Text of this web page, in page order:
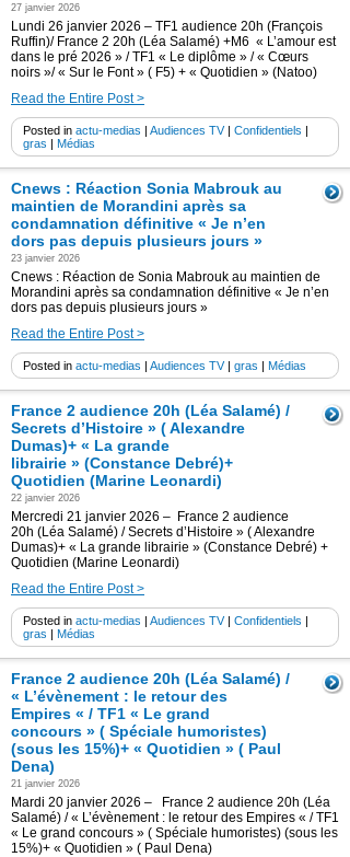
27 janvier 2026
Lundi 26 janvier 2026 – TF1 audience 20h (François
Ruffin)/ France 2 20h (Léa Salamé) +M6 « L’amour est
dans le pré 2026 » / TF1 « Le diplôme » / « Cœurs
noirs »/ « Sur le Font » ( F5) + « Quotidien » (Natoo)
Read the Entire Post >
Posted in actu-medias | Audiences TV| Confidentiels |
gras | Médias
Cnews : Réaction Sonia Mabrouk au
maintien de Morandini après sa
condamnation définitive « Je n’en
dors pas depuis plusieurs jours »
23 janvier 2026
Cnews : Réaction de Sonia Mabrouk au maintien de
Morandini après sa condamnation définitive « Je n’en
dors pas depuis plusieurs jours »
Read the Entire Post >
Posted in actu-medias | Audiences TV| gras | Médias
France 2 audience 20h (Léa Salamé) /
Secrets d’Histoire » ( Alexandre
Dumas)+ « La grande
librairie » (Constance Debré)+
Quotidien (Marine Leonardi)
22 janvier 2026
Mercredi 21 janvier 2026 – France 2 audience
20h (Léa Salamé) / Secrets d’Histoire » ( Alexandre
Dumas)+ « La grande librairie » (Constance Debré) +
Quotidien (Marine Leonardi)
Read the Entire Post >
Posted in actu-medias | Audiences TV| Confidentiels |
gras | Médias
France 2 audience 20h (Léa Salamé) /
« L’évènement : le retour des
Empires « / TF1 « Le grand
concours » ( Spéciale humoristes)
(sous les 15%)+ « Quotidien » ( Paul
Dena)
21 janvier 2026
Mardi 20 janvier 2026 – France 2 audience 20h (Léa
Salamé) / « L’évènement : le retour des Empires « / TF1
« Le grand concours » ( Spéciale humoristes) (sous les
15%)+ « Quotidien » ( Paul Dena)